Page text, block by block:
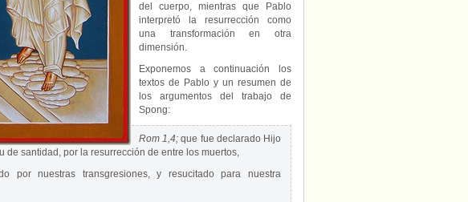
del cuerpo, mientras que Pablo
interpretó la resurrección como
una transformación en otra
dimensión.
Exponemos a continuación los
textos de Pablo y un resumen de
los argumentos del trabajo de
Spong:
Rom 1,4;que fue declarado Hijo
de santidad, por la resurrección de entre los muertos,
por nuestras transgresiones, y resucitado para nuestra